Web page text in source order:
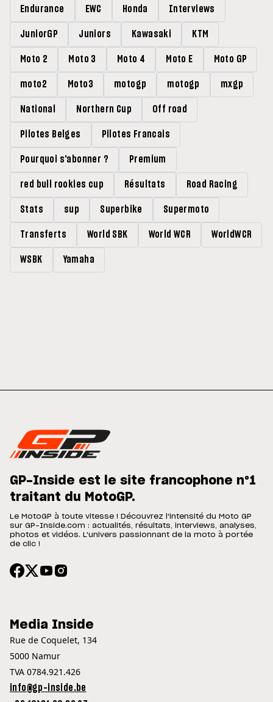
Endurance EWC Honda Interviews
JuniorGP Juniors Kawasaki KTM
Moto 2 Moto 3 Moto 4 Moto E Moto GP
moto2 Moto3 motogp motogp mxgp
National Northern Cup Off road
Pilotes Belges Pilotes Francais
Pourquoi s'abonner ? Premium
red bull rookies cup Résultats Road Racing
Stats sup Superbike Supermoto
Transferts World SBK World WCR WorldWCR
WSBK Yamaha
GP-Inside est le site francophone n°1
traitant du MotoGP.
Le MotoGP à toute vitesse ! Découvrez l'intensité du Moto GP
sur GP-Inside.com : actualités, résultats, interviews, analyses,
photos et vidéos. L'univers passionnant de la moto à portée
de clic !
Media Inside
Rue de Coquelet, 134
5000 Namur
TVA 0784.921.426
info@gp-inside.be